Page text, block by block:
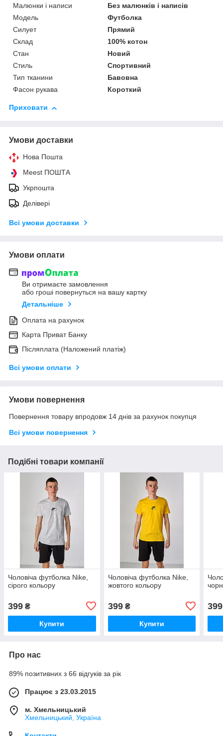
Малюнки і написи
Без малюнків і написів
Модель
Футболка
Силует
Прямий
Склад
100% котон
Стан
Новий
Стиль
Спортивний
Тип тканини
Бавовна
Фасон рукава
Короткий
Приховати
Умови доставки
Нова Пошта
Meest ПОШТА
Укрпошта
Делівері
Всі умови доставки
Умови оплати
Ви отримаєте замовлення
або гроші повернуться на вашу картку
Детальніше
Оплата на рахунок
Карта Приват Банку
Післяплата (Наложений платіж)
Всі умови оплати
Умови повернення
Повернення товару впродовж 14 днів за рахунок покупця
Всі умови повернення
Подібні товари компанії
Чоловіча футболка Nike,
сірого кольору
399 ₴
Купити
Чоловіча футболка Nike,
жовтого кольору
399₴
Купити
399
Про нас
89% позитивних з 66 відгуків за рік
Працює з 23.03.2015
м. Хмельницький
Хмельницький, Україна